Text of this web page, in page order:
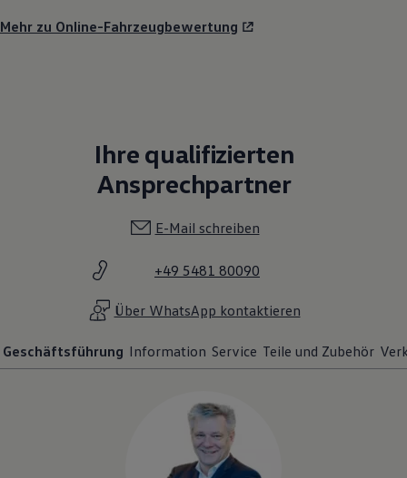
Mehr zu Online-Fahrzeugbewertung
Ihre qualifizierten
Ansprechpartner
E-Mail schreiben
+49 5481 80090
Über WhatsApp kontaktieren
Geschäftsführung Information Service Teile und Zubehör